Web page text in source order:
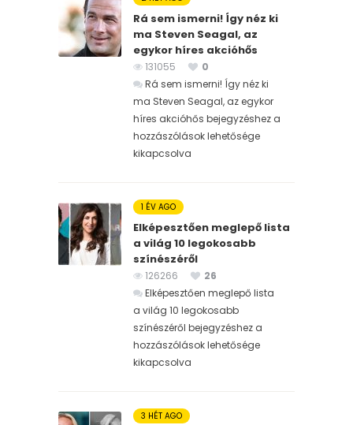
Rá sem ismerni! Így néz ki
ma Steven Seagal, az
egykor híres akcióhős
131055
0
Rá sem ismerni! Így néz ki
ma Steven Seagal, az egykor
híres akcióhős bejegyzéshez a
hozzászólások lehetősége
kikapcsolva
1 ÉV AGO
Elképesztően meglepő lista
a világ 10 legokosabb
színészéről
126266
26
Elképesztően meglepő lista
a világ 10 legokosabb
színészéről bejegyzéshez a
hozzászólások lehetősége
kikapcsolva
3 HÉT AGO